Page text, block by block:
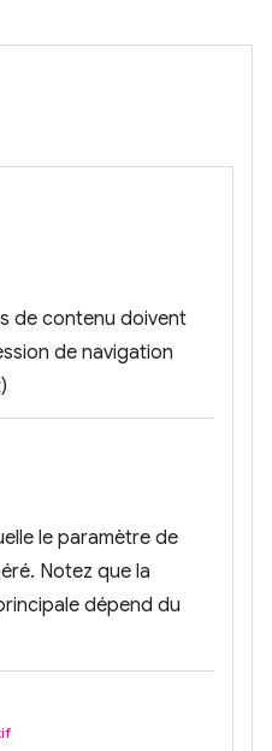
de contenu doivent
de navigation
le paramètre de
Notez que la
dépend du